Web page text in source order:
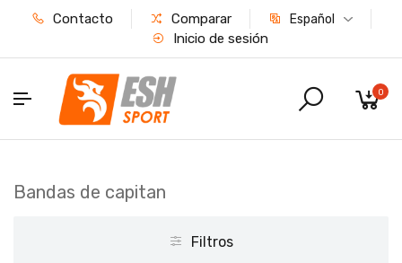
Contacto Comparar Español
Inicio de sesión
0
Bandas de capitan
Filtros